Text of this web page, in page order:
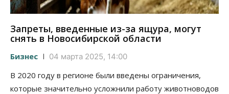
Запреты, введенные из-за ящура, могут
снять в Новосибирской области
Бизнес 04 марта 2025, 14:00
В 2020 году в регионе были введены ограничения,
которые значительно усложнили работу животноводов